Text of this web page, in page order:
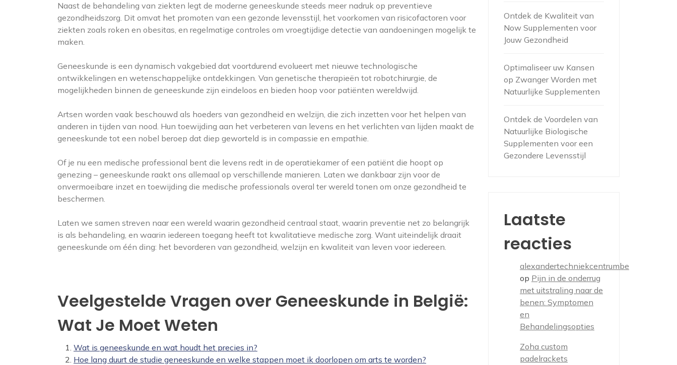
Naast de behandeling van ziekten legt de moderne geneeskunde steeds meer nadruk op preventieve
gezondheidszorg. Dit omvat het promoten van een gezonde levensstijl, het voorkomen van risicofactoren voor
ziekten zoals roken en obesitas, en regelmatige controles om vroegtijdige detectie van aandoeningen mogelijk te
maken.
Geneeskunde is een dynamisch vakgebied dat voortdurend evolueert met nieuwe technologische
ontwikkelingen en wetenschappelijke ontdekkingen. Van genetische therapieën tot robotchirurgie, de
mogelijkheden binnen de geneeskunde zijn eindeloos en bieden hoop voor patiënten wereldwijd.
Artsen worden vaak beschouwd als hoeders van gezondheid en welzijn, die zich inzetten voor het helpen van
anderen in tijden van nood. Hun toewijding aan het verbeteren van levens en het verlichten van lijden maakt de
geneeskunde tot een nobel beroep dat diep geworteld is in compassie en empathie.
Of je nu een medische professional bent die levens redt in de operatiekamer of een patiënt die hoopt op
genezing – geneeskunde raakt ons allemaal op verschillende manieren. Laten we dankbaar zijn voor de
onvermoeibare inzet en toewijding die medische professionals overal ter wereld tonen om onze gezondheid te
beschermen.
Laten we samen streven naar een wereld waarin gezondheid centraal staat, waarin preventie net zo belangrijk
is als behandeling, en waarin iedereen toegang heeft tot kwalitatieve medische zorg. Want uiteindelijk draait
geneeskunde om één ding: het bevorderen van gezondheid, welzijn en kwaliteit van leven voor iedereen.
Veelgestelde Vragen over Geneeskunde in België:
Wat Je Moet Weten
Wat is geneeskunde en wat houdt het precies in?
Hoe lang duurt de studie geneeskunde en welke stappen moet ik doorlopen om arts te worden?
Ontdek de Kwaliteit van
Now Supplementen voor
Jouw Gezondheid
Optimaliseer uw Kansen
op Zwanger Worden met
Natuurlijke Supplementen
Ontdek de Voordelen van
Natuurlijke Biologische
Supplementen voor een
Gezondere Levensstijl
Laatste
reacties
alexandertechniekcentrumbe
op Pijn in de onderrug
met uitstraling naar de
benen: Symptomen
en
Behandelingsopties
Zoha custom
padelrackets